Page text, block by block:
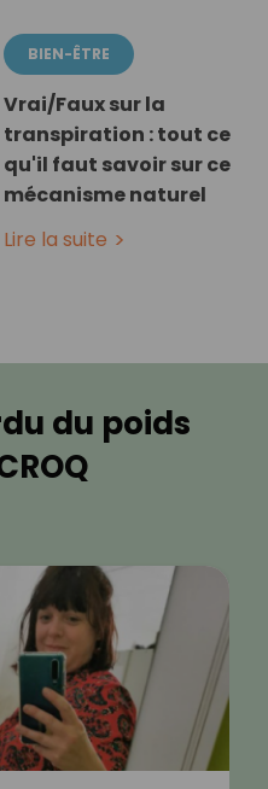
BIEN-ÊTRE
Vrai/Faux sur la
transpiration : tout ce
qu'il faut savoir sur ce
mécanisme naturel
Lire la suite
du poids